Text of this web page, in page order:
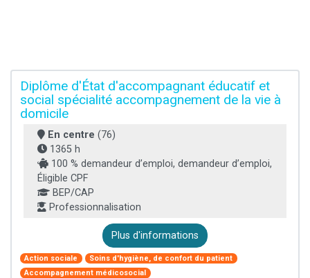
Diplôme d'État d'accompagnant éducatif et
social spécialité accompagnement de la vie à
domicile
En centre (76)
1365 h
100 % demandeur d’emploi, demandeur d’emploi,
Éligible CPF
BEP/CAP
Professionnalisation
Plus d'informations
Action sociale
Soins d'hygiène, de confort du patient
Accompagnement médicosocial